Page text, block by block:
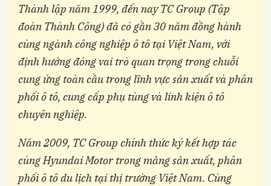
Thành lập năm 1999, đến nay TC Group (Tập
đoàn Thành Công) đã có gần 30 năm đồng hành
cùng ngành công nghiệp ô tô tại Việt Nam, với
định hướng đóng vai trò quan trọng trong chuỗi
cung ứng toàn cầu trong lĩnh vực sản xuất và phân
phối ô tô, cung cấp phụ tùng và linh kiện ô tô
chuyên nghiệp.
Năm 2009, TC Group chính thức ký kết hợp tác
cùng Hyundai Motor trong mảng sản xuất, phân
phối ô tô du lịch tại thị trường Việt Nam. Cùng